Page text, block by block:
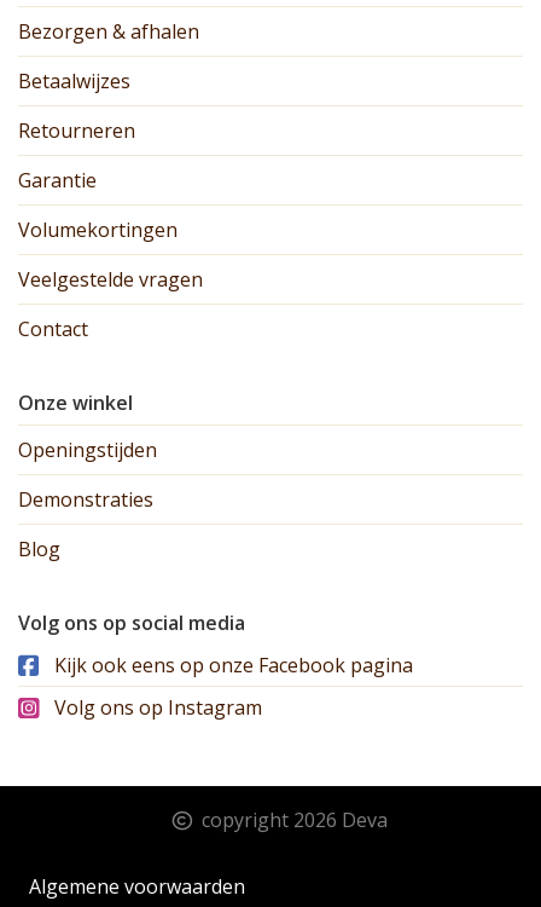
Bezorgen & afhalen
Betaalwijzes
Retourneren
Garantie
Volumekortingen
Veelgestelde vragen
Contact
Onze winkel
Openingstijden
Demonstraties
Blog
Volg ons op social media
Kijk ook eens op onze Facebook pagina
Volg ons op Instagram
copyright 2026 Deva
Algemene voorwaarden